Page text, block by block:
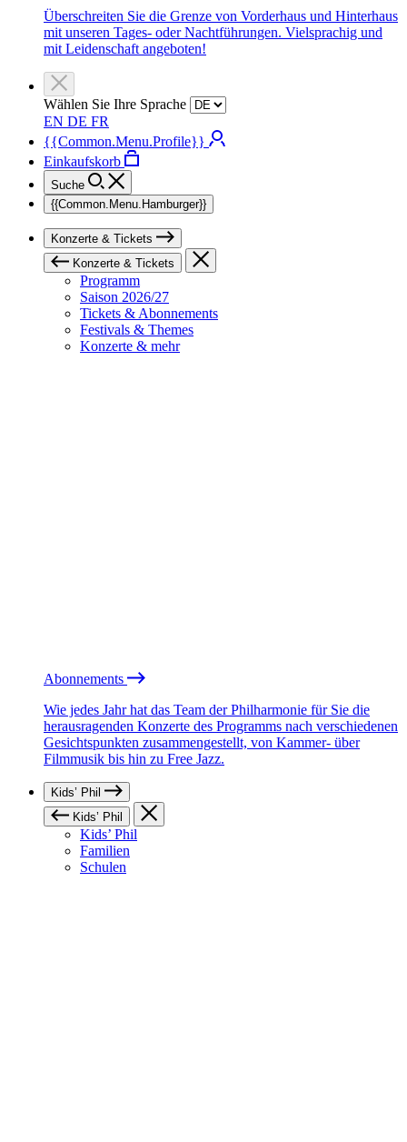
Überschreiten Sie die Grenze von Vorderhaus und Hinterhaus
mit unseren Tages- oder Nachtführungen. Vielsprachig und
mit Leidenschaft angeboten!
Wählen Sie Ihre Sprache
EN DE FR
{{Common.Menu.Profile}}
Einkaufskorb
Suche
{{Common.Menu.Hamburger}}
Konzerte & Tickets
Konzerte & Tickets
Programm
Saison 2026/27
Tickets & Abonnements
Festivals & Themes
Konzerte & mehr
Abonnements
Wie jedes Jahr hat das Team der Philharmonie für Sie die
herausragenden Konzerte des Programms nach verschiedenen
Gesichtspunkten zusammengestellt, von Kammer- über
Filmmusik bis hin zu Free Jazz.
Kids’ Phil
Kids’ Phil
Kids’ Phil
Familien
Schulen